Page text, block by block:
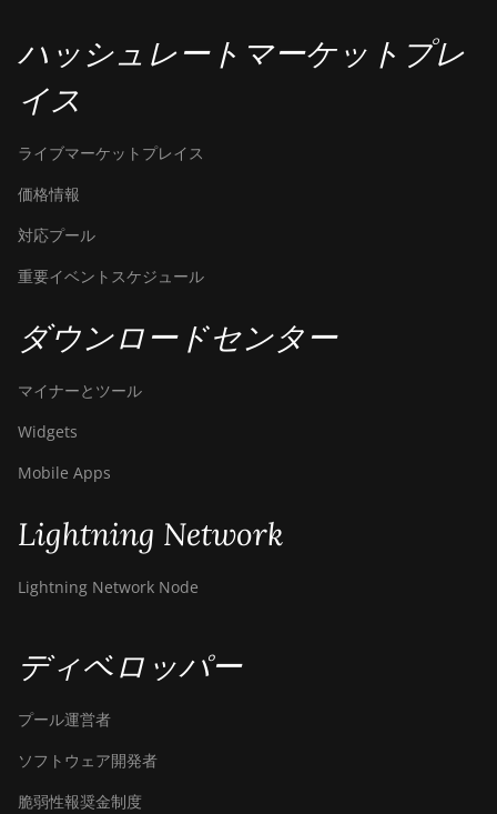
ハッシュレートマーケットプレ
イス
ライブマーケットプレイス
価格情報
対応プール
重要イベントスケジュール
ダウンロードセンター
マイナーとツール
Widgets
Mobile Apps
Lightning Network
Lightning Network Node
ディベロッパー
プール運営者
ソフトウェア開発者
脆弱性報奨金制度